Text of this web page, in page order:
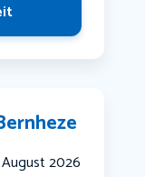
2026